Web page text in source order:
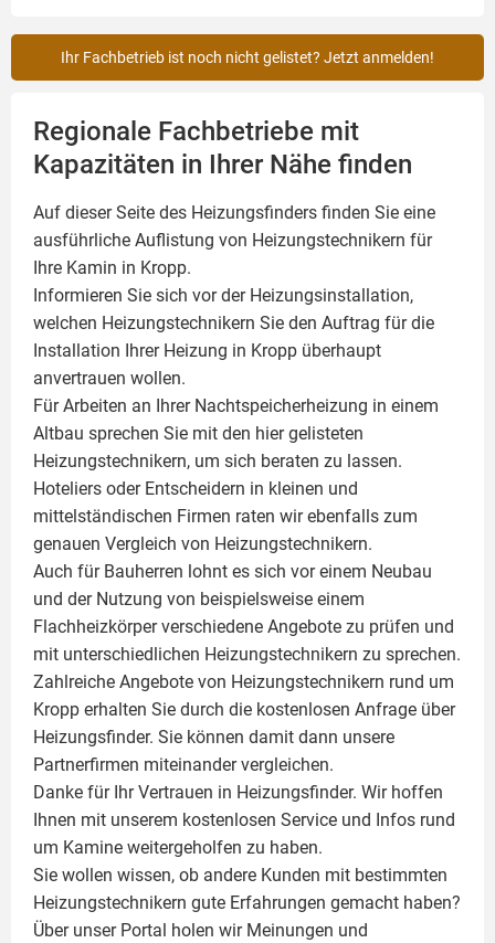
Ihr Fachbetrieb ist noch nicht gelistet? Jetzt anmelden!
Regionale Fachbetriebe mit
Kapazitäten in Ihrer Nähe finden
Auf dieser Seite des Heizungsfinders finden Sie eine
ausführliche Auflistung von Heizungstechnikern für
Ihre Kamin in Kropp.
Informieren Sie sich vor der Heizungsinstallation,
welchen Heizungstechnikern Sie den Auftrag für die
Installation Ihrer Heizung in Kropp überhaupt
anvertrauen wollen.
Für Arbeiten an Ihrer Nachtspeicherheizung in einem
Altbau sprechen Sie mit den hier gelisteten
Heizungstechnikern, um sich beraten zu lassen.
Hoteliers oder Entscheidern in kleinen und
mittelständischen Firmen raten wir ebenfalls zum
genauen Vergleich von Heizungstechnikern.
Auch für Bauherren lohnt es sich vor einem Neubau
und der Nutzung von beispielsweise einem
Flachheizkörperverschiedene Angebote zu prüfen und
mit unterschiedlichen Heizungstechnikern zu sprechen.
Zahlreiche Angebote von Heizungstechnikern rund um
Kropp erhalten Sie durch die kostenlosen Anfrage über
Heizungsfinder. Sie können damit dann unsere
Partnerfirmen miteinander vergleichen.
Danke für Ihr Vertrauen in Heizungsfinder. Wir hoffen
Ihnen mit unserem kostenlosen Service und Infos rund
um Kamine weitergeholfen zu haben.
Sie wollen wissen, ob andere Kunden mit bestimmten
Heizungstechnikern gute Erfahrungen gemacht haben?
Über unser Portal holen wir Meinungen und